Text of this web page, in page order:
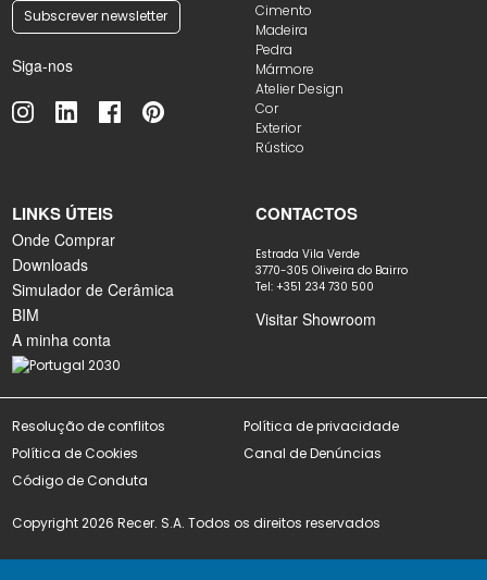
Subscrever newsletter
Siga-nos
Cimento
Madeira
Pedra
Mármore
Atelier Design
Cor
Exterior
Rústico
LINKS ÚTEIS
Onde Comprar
Downloads
Simulador de Cerâmica
BIM
A minha conta
CONTACTOS
Estrada Vila Verde
3770-305 Oliveira do Bairro
Tel: +351 234 730 500
Visitar Showroom
Resolução de conflitos
Política de privacidade
Política de Cookies
Canal de Denúncias
Código de Conduta
Copyright 2026 Recer. S.A. Todos os direitos reservados